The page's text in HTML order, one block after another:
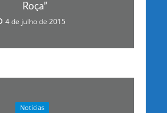
Roça”
4 de julho de 2015
Noticias